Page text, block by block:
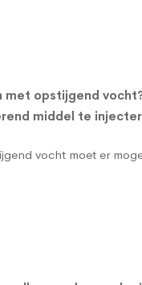
opstijgend
middel te
vocht moet er